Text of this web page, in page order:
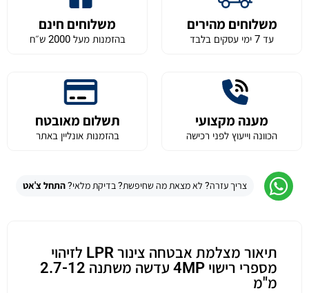
משלוחים מהירים
עד 7 ימי עסקים בלבד
משלוחים חינם
בהזמנות מעל 2000 ש״ח
מענה מקצועי
הכוונה וייעוץ לפני רכישה
תשלום מאובטח
בהזמנות אונליין באתר
צריך עזרה? לא מצאת מה שחיפשת? בדיקת מלאי?התחל צ'אט
תיאור מצלמת אבטחה צינור LPR לזיהוי
מספרי רישוי 4MP עדשה משתנה 2.7-12
מ"מ